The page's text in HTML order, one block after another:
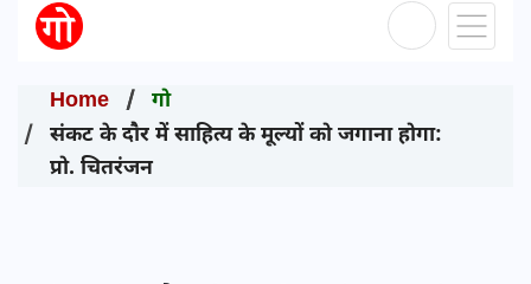
Home
गो
संकट के दौर में साहित्य के मूल्यों को जगाना होगा:
प्रो. चितरंजन